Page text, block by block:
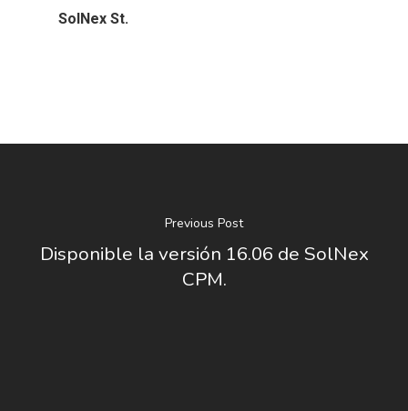
SolNex St.
Previous Post
Disponible la versión 16.06 de SolNex
CPM.